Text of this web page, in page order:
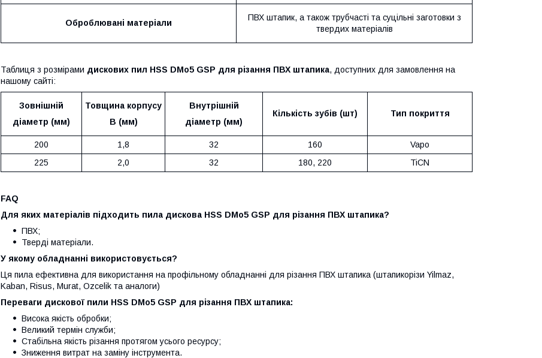
Оброблювані матеріали
ПВХ штапик, а також трубчасті та суцільні заготовки з
твердих матеріалів
Таблиця з розмірами дискових пил HSS DMo5 GSP для різання ПВХ штапика, доступних для замовлення на
нашому сайті:
Зовнішній
діаметр (мм)
Товщина корпусу
В (мм)
Внутрішній
діаметр (мм)
Кількість зубів (шт) Тип покриття
200 1,8 32 160
Vapo
225
2,0 32 180, 220 TiCN
FAQ
Для яких матеріалів підходить пила дискова HSS DMo5 GSP для різання ПВХ штапика?
ПВХ;
Тверді матеріали.
У якому обладнанні використовується?
Ця пила ефективна для використання на профільному обладнанні для різання ПВХ штапика (штапикорізи Yilmaz,
Kaban, Risus, Murat, Ozcelik та аналоги)
Переваги дискової пили HSS DMo5 GSP для різання ПВХ штапика:
Висока якість обробки;
Великий термін служби;
Стабільна якість різання протягом усього ресурсу;
Зниження витрат на заміну інструмента.